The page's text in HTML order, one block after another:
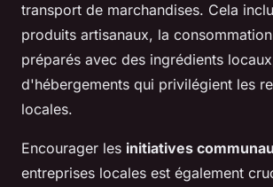
transport de marchandises. Cela
produits artisanaux, la
préparés avec des ingrédients
d'hébergements qui privilégient les
locales.
Encourager les initiatives
entreprises locales est également